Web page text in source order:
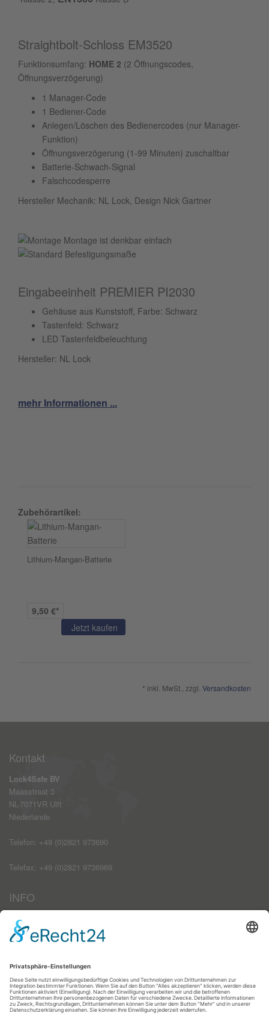
Straightbolt-Schloss EM3520
Funktionsumfang: HOME 2 (2 Öffnungscodes,
Öffnungsverzögerung)
1 Manager-Code
1 Bediener-Code
Anlegen/Löschen des Bedienercodes (nur Manager-
Funktion)
Öffnungsverzögerung (1-99 Minuten) zuschaltbar
Batterie-Schwach-Signal
Falschcodesperre
Hersteller Mechanik: NL Lock, Design Nick Gartner
Montage ist denkbar einfach
Eingabeeinheit PREMIER PI2030
Gehäuse aus Kunststoff, Farbe: Schwarz
Tastenfeld: Schwarz
LED Tastenfeldbeleuchtung
Hersteller: NL Lock
mehr Informationen ...
Zubehörartikel:
Lithium-Mangan-Batterie
9,50 €*
Jetzt kaufen
* inkl. MwSt., zzgl. Versandkosten
Kontakt
Lock4Safe BV
Maasstraat 3
NL-7071VR Ulft
Niederlande
Telefon: +49 (0)2821 973690
Telefax: +49 (0)2821 9736969
INFO
Impressum
AGB
Datenschutzerklärung
Kontakt